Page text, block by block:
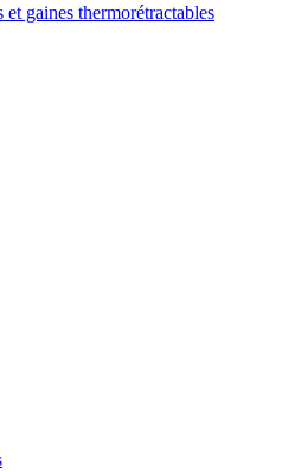
gaines thermorétractables